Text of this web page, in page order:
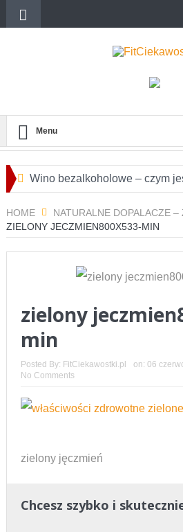
Menu
Wino bezalkoholowe – czym
Jakie są największe różnice
Opakowania aluminiowe dla
gastronomicznych
Jak przygotować się do
personalnego?
dodatek, który sprawdzi się w
diecie?
HOME
NATURALNE DOPALACZE
ZIELONY JECZMIEN800X533-MIN
zielony
min
Posted By: FitCiekawostki.pl on: 06
No Comments
zielony jęczmień
Chcesz szybko i